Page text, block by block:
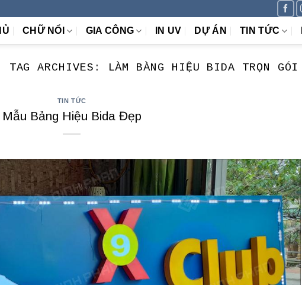
CHỮ NỔI GIA CÔNG IN UV DỰ ÁN TIN TỨC
TAG ARCHIVES: LÀM BÀNG HIỆU BIDA TRỌN GÓI
TIN TỨC
Mẫu Bảng Hiệu Bida Đẹp